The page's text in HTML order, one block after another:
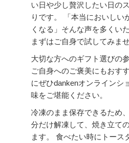
い日や少し贅沢したい日の
りです。 「本当においしい
くなる」そんな声を多くい
まずはご自身で試してみま
大切な方へのギフト選びの
ご自身へのご褒美にもおす
にぜひdankenオンラインシ
味をご堪能ください。
冷凍のまま保存できるため
分だけ解凍して、焼き立て
ます。 食べたい時にトース